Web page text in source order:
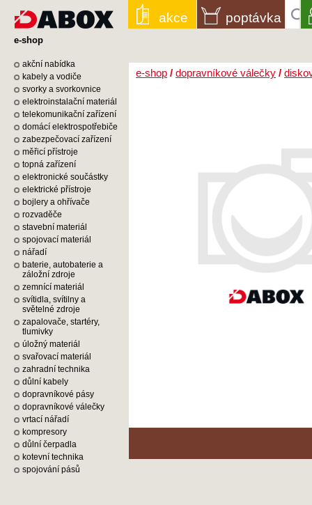
e-shop / dopravníkové válečky /
e-shop
akční nabídka
kabely a vodiče
svorky a svorkovnice
elektroinstalační materiál
telekomunikační zařízení
domácí elektrospotřebiče
zabezpečovací zařízení
měřicí přístroje
topná zařízení
elektronické součástky
elektrické přístroje
bojlery a ohřívače
rozvaděče
stavební materiál
spojovací materiál
nářadí
baterie, autobaterie a
záložní zdroje
zemnící materiál
svítidla, svítilny a
světelné zdroje
zapalovače, startéry,
tlumivky
úložný materiál
svařovací materiál
zahradní technika
důlní kabely
dopravníkové pásy
dopravníkové válečky
vrtací nářadí
kompresory
důlní čerpadla
kotevní technika
spojování pásů
akce poptávka